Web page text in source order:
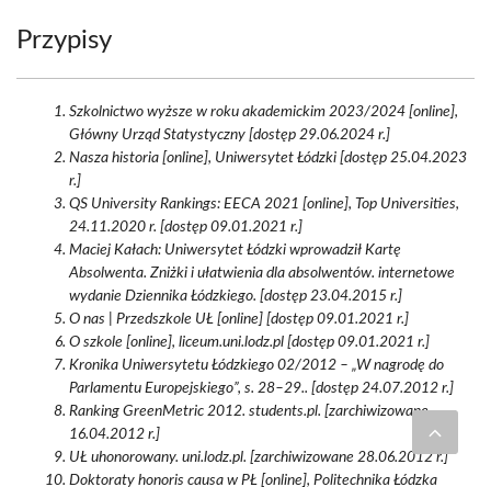
Przypisy
Szkolnictwo wyższe w roku akademickim 2023/2024 [online],
Główny Urząd Statystyczny [dostęp 29.06.2024 r.]
Nasza historia [online], Uniwersytet Łódzki [dostęp 25.04.2023
r.]
QS University Rankings: EECA 2021 [online], Top Universities,
24.11.2020 r. [dostęp 09.01.2021 r.]
Maciej Kałach: Uniwersytet Łódzki wprowadził Kartę
Absolwenta. Zniżki i ułatwienia dla absolwentów. internetowe
wydanie Dziennika Łódzkiego. [dostęp 23.04.2015 r.]
O nas | Przedszkole UŁ [online] [dostęp 09.01.2021 r.]
O szkole [online], liceum.uni.lodz.pl [dostęp 09.01.2021 r.]
Kronika Uniwersytetu Łódzkiego 02/2012 – „W nagrodę do
Parlamentu Europejskiego”, s. 28–29.. [dostęp 24.07.2012 r.]
Ranking GreenMetric 2012. students.pl. [zarchiwizowane
16.04.2012 r.]
UŁ uhonorowany. uni.lodz.pl. [zarchiwizowane 28.06.2012 r.]
Doktoraty honoris causa w PŁ [online], Politechnika Łódzka